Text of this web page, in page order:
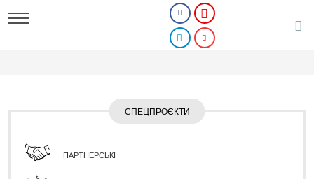
СПЕЦПРОЄКТИ
ПАРТНЕРСЬКІ